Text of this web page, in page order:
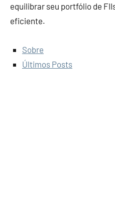
equilibrar seu portfólio de
eficiente.
Sobre
Últimos Posts